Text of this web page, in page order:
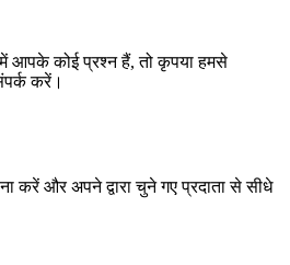
में आपके कोई प्रश्न हैं, तो कृपया हमसे
करें।
करें और अपने द्वारा चुने गए प्रदाता से सीधे